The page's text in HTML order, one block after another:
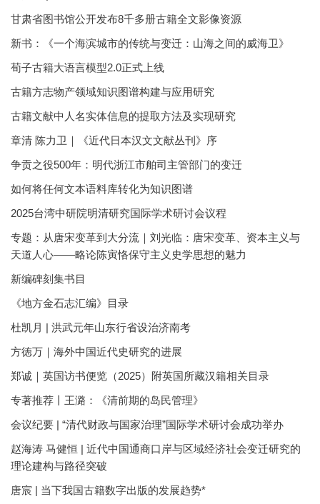
甘肃省图书馆公开发布8千多册古籍全文影像资源
新书：《一个海滨城市的传统与变迁：山海之间的威海卫》
荀子古籍大语言模型2.0正式上线
古籍方志物产领域知识图谱构建与应用研究
古籍文献中人名实体信息的提取方法及实现研究
章清 陈力卫｜《近代日本汉文文献丛刊》序
争贡之役500年：明代浙江市舶司主管部门的变迁
如何将任何文本语料库转化为知识图谱
2025台湾中研院明清研究国际学术研讨会议程
专题：从唐宋变革到大分流｜刘光临：唐宋变革、资本主义与
天道人心——略论陈寅恪保守主义史学思想的魅力
新编碑刻集书目
《地方金石志汇编》目录
杜凯月 | 洪武元年山东行省设治济南考
方徳万｜海外中国近代史研究的进展
郑诚｜英国访书便览（2025）附英国所藏汉籍相关目录
专著推荐丨王潞：《清前期的岛民管理》
会议纪要 | “清代财政与国家治理”国际学术研讨会成功举办
赵海涛 马健恒 | 近代中国通商口岸与区域经济社会变迁研究的
理论建构与路径突破
唐宸 | 当下我国古籍数字出版的发展趋势*